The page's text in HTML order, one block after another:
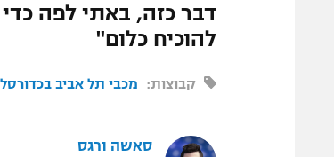
דבר כזה, באתי לפה
להוכיח כלום"
קבוצות: מכבי תל אביב בכדורסל
סאשה ורגס